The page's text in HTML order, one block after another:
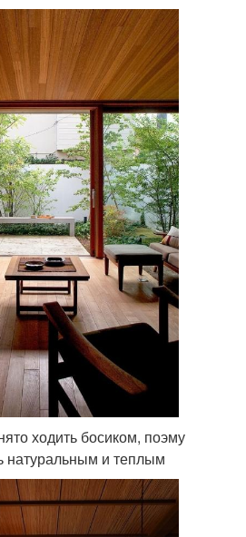
ходить босиком, поэму
натуральным и теплым